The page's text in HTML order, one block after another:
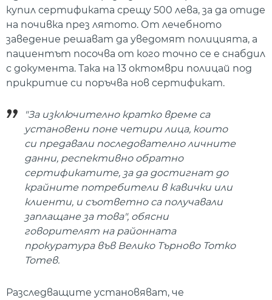
купил сертификата срещу 500 лева, за да отиде
на почивка през лятото. От лечебното
заведение решават да уведомят полицията, а
пациентът посочва от кого точно се е снабдил
с документа. Така на 13 октомври полицай под
прикритие си поръчва нов сертификат.
"За изключително кратко време са
установени поне четири лица, които
си предавали последователно личните
данни, респективно обратно
сертификатите, за да достигнат до
крайните потребители в кавички или
клиенти, и съответно са получавали
заплащане за това", обясни
говорителят на районната
прокуратура във Велико Търново Тотко
Тотев.
Разследващите установяват, че